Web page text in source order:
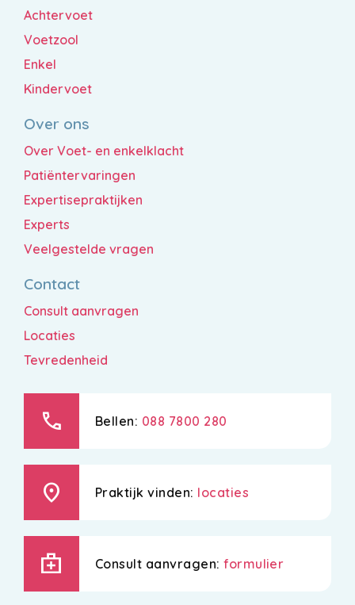
Achtervoet
Voetzool
Enkel
Kindervoet
Over ons
Over Voet- en enkelklacht
Patiëntervaringen
Expertisepraktijken
Experts
Veelgestelde vragen
Contact
Consult aanvragen
Locaties
Tevredenheid
call Bellen: 088 7800 280
location_on Praktijk vinden: locaties
medical_services Consult aanvragen:formulier